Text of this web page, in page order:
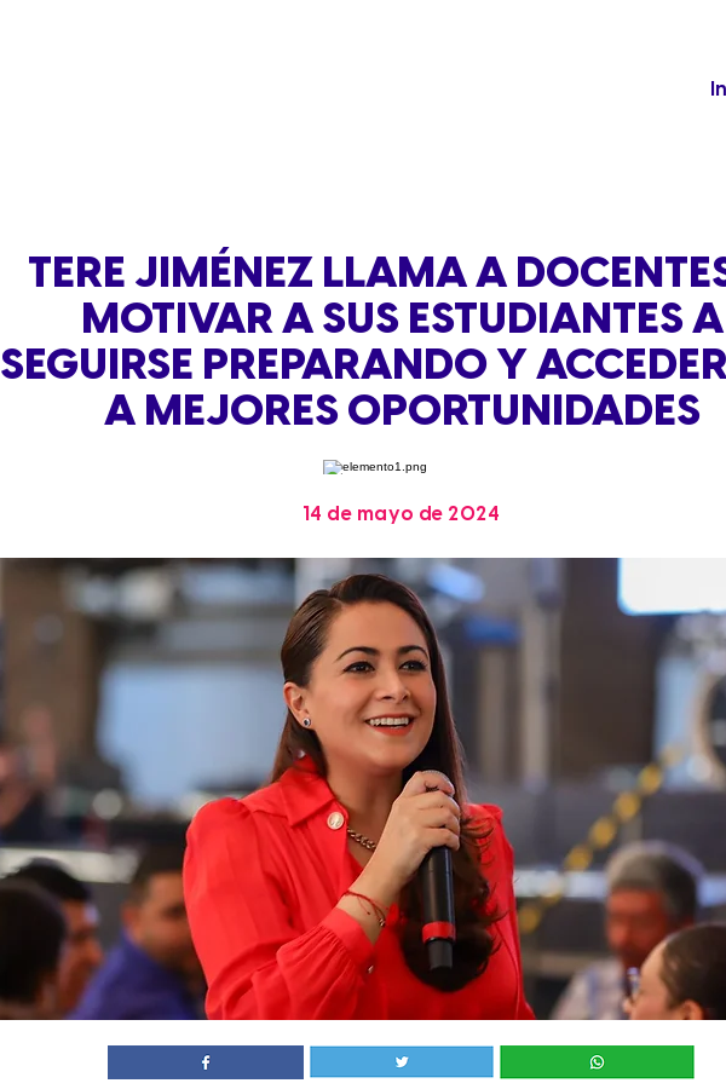
TERE JIMÉNEZ LLAMA A
MOTIVAR A SUS ESTUDIANTES A
SEGUIRSE PREPARANDO Y
A MEJORES OPORTUNIDADES
14 de mayo de 2024